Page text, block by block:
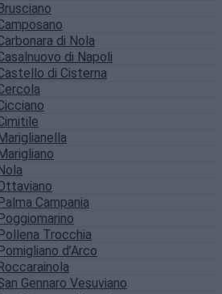
di Nola
di Napoli
di Cisterna
Campania
Trocchia
d’Arco
Gennaro Vesuviano